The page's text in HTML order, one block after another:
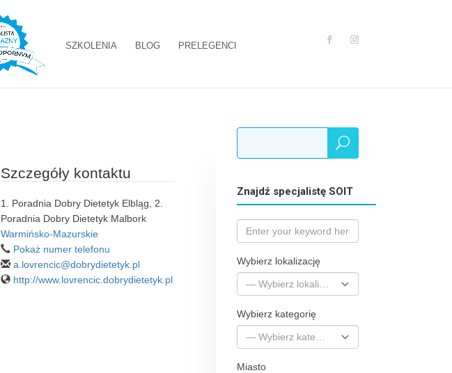
SZKOLENIA BLOG PRELEGENCI
Szczegóły kontaktu
1. Poradnia Dobry Dietetyk Elbląg, 2.
Poradnia Dobry Dietetyk Malbork
Warmińsko-Mazurskie
Pokaż numer telefonu
a.lovrencic@dobrydietetyk.pl
http://www.lovrencic.dobrydietetyk.pl
Znajdź specjalistę SOIT
Wybierz lokalizację
Wybierz kategorię
Miasto